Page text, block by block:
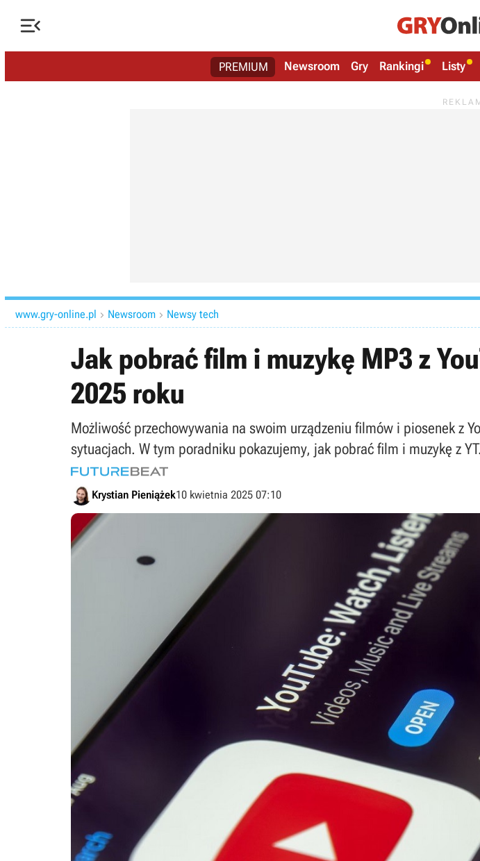

PREMIUM Newsroom Gry Rankingi Listy
www.gry-online.pl  Newsroom  Newsy tech
Jak pobrać film i muzykę MP3 z
2025 roku
Możliwość przechowywania na swoim urządzeniu filmów i piosenek z
sytuacjach. W tym poradniku pokazujemy, jak pobrać film i muzykę z YT.
Krystian Pieniążek10 kwietnia 2025 07:10